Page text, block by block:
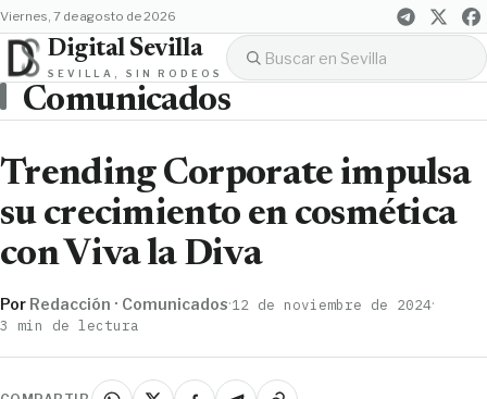
viernes, 7 de agosto de 2026
Digital Sevilla
SEVILLA, SIN RODEOS
Comunicados
Trending Corporate impulsa
su crecimiento en cosmética
con Viva la Diva
Por Redacción · Comunicados·12 de noviembre de 2024·
3 min de lectura